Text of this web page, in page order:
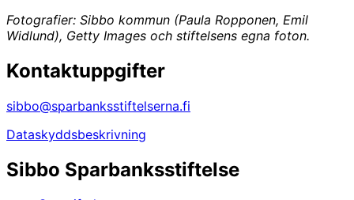
Fotografier: Sibbo kommun (Paula Ropponen, Emil
Widlund), Getty Images och stiftelsens egna foton.
Kontaktuppgifter
sibbo@sparbanksstiftelserna.fi
Dataskyddsbeskrivning
Sibbo Sparbanksstiftelse